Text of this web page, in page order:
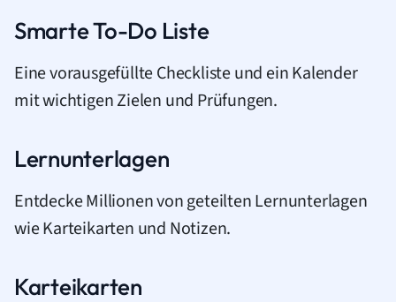
Smarte To-Do Liste
Eine vorausgefüllte Checkliste und ein Kalender
mit wichtigen Zielen und Prüfungen.
Lernunterlagen
Entdecke Millionen von geteilten Lernunterlagen
wie Karteikarten und Notizen.
Karteikarten